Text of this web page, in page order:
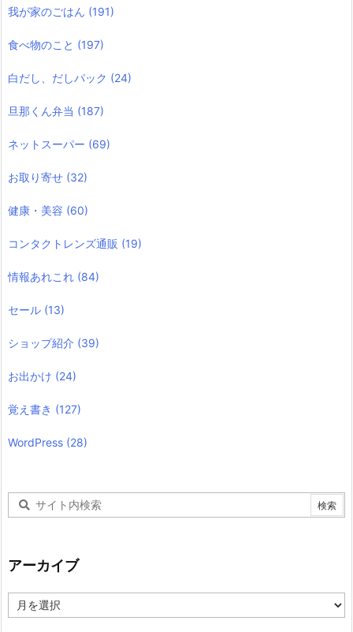
我が家のごはん (191)
食べ物のこと (197)
白だし、だしパック (24)
旦那くん弁当 (187)
ネットスーパー (69)
お取り寄せ (32)
健康・美容 (60)
コンタクトレンズ通販 (19)
情報あれこれ (84)
セール (13)
ショップ紹介 (39)
お出かけ (24)
覚え書き (127)
WordPress (28)
アーカイブ
ー